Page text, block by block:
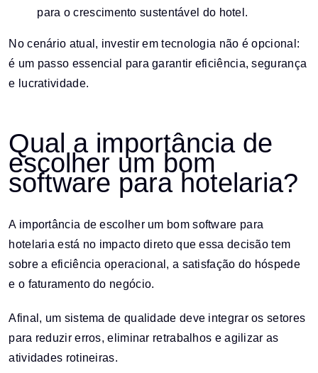
para o crescimento sustentável do hotel.
No cenário atual, investir em tecnologia não é opcional:
é um passo essencial para garantir eficiência, segurança
e lucratividade.
Qual a importância de
escolher um bom
software para hotelaria?
A importância de escolher um bom software para
hotelaria está no impacto direto que essa decisão tem
sobre a eficiência operacional, a satisfação do hóspede
e o faturamento do negócio.
Afinal, um sistema de qualidade deve integrar os setores
para reduzir erros, eliminar retrabalhos e agilizar as
atividades rotineiras.